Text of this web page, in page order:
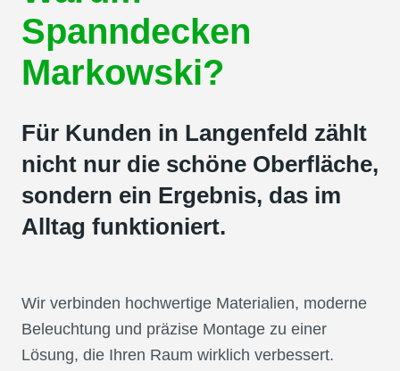
Spanndecken
Markowski?
Für Kunden in Langenfeld zählt
nicht nur die schöne Oberfläche,
sondern ein Ergebnis, das im
Alltag funktioniert.
Wir verbinden hochwertige Materialien, moderne
Beleuchtung und präzise Montage zu einer
Lösung, die Ihren Raum wirklich verbessert.